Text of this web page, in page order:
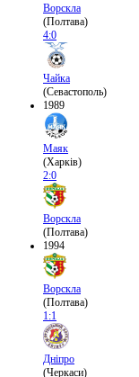
Ворскла
(Полтава)
4:0
Чайка
(Севастополь)
1989
Маяк
(Харків)
2:0
Ворскла
(Полтава)
1994
Ворскла
(Полтава)
1:1
Дніпро
(Черкаси)